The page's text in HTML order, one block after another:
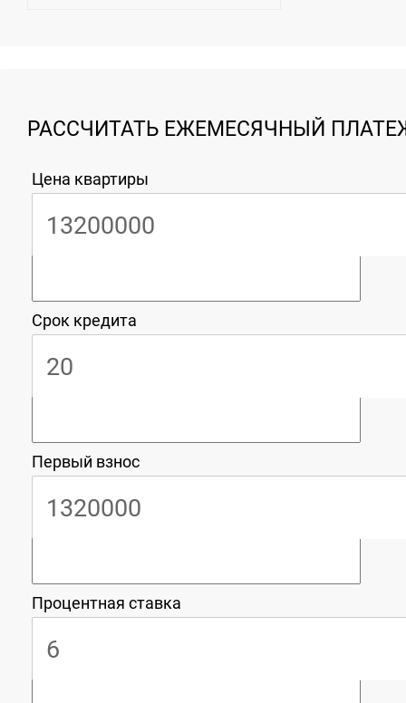
РАССЧИТАТЬ ЕЖЕМЕСЯЧНЫЙ
Цена квартиры
Срок кредита
Первый взнос
Процентная ставка